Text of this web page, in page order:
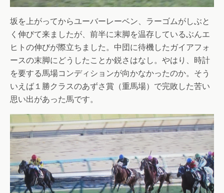
坂を上がってからユーバーレーベン、ラーゴムがしぶと
く伸びて来ましたが、前半に末脚を温存しているぶんエ
ヒトの伸びが際立ちました。中団に待機したガイアフォ
ースの末脚にどうしたことか鋭さはなし。やはり、時計
を要する馬場コンディションが向かなかったのか。そう
いえば１勝クラスのあずさ賞（重馬場）で完敗した苦い
思い出があった馬です。